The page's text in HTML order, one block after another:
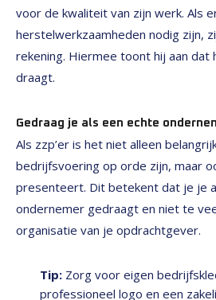
voor de kwaliteit van zijn werk. Als
herstelwerkzaamheden nodig zijn,
rekening. Hiermee toont hij aan dat
draagt.
Gedraag je als een echte
Als zzp’er is het niet alleen
bedrijfsvoering op orde zijn, maar
presenteert. Dit betekent dat je je
ondernemer gedraagt en niet te
organisatie van je opdrachtgever.
Tip: Zorg voor eigen
professioneel logo en een